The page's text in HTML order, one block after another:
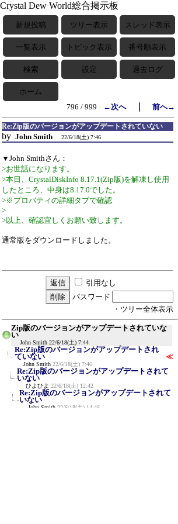
Crystal Dew World総合掲示板
新規投稿 ツリー表示 スレッド表示
一覧表示 トピック表示 番号順表示
検索 設定 過去ログ
ホーム
796 / 999
←次へ｜ 前へ→
Re:Zip版のバージョンがアップデートされていない
by John Smith 22/6/18(土) 7:46
▼John Smithさん：
>お世話になります。
>本日、CrystalDiskInfo 8.17.1(Zip版)を解凍し使用
したところ、中身は8.17.0でした。
>※プロパティの詳細タブで確認
>
>以上、確認宜しくお願い致します。
通常版をダウンロードしました。
引用なし
パスワード
・ツリー全体表示
Zip版のバージョンがアップデートされていな
い
John Smith 22/6/18(土) 7:44
Re:Zip版のバージョンがアップデートされ
ていない
John Smith 22/6/18(土) 7:46
≪
Re:Zip版のバージョンがアップデートされて
いない
ひよひよ 22/6/18(土) 12:42
Re:Zip版のバージョンがアップデートされて
いない
John Smith 22/6/18(土) 14:46